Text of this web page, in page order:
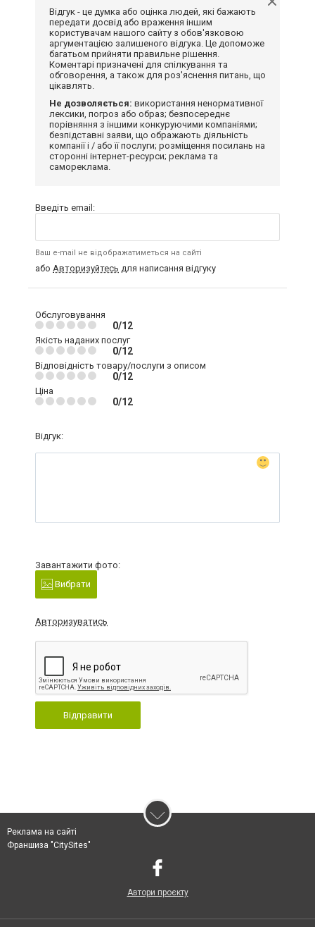
Відгук - це думка або оцінка людей, які бажають
передати досвід або враження іншим
користувачам нашого сайту з обов'язковою
аргументацією залишеного відгука. Це допоможе
багатьом прийняти правильне рішення.
Коментарі призначені для спілкування та
обговорення, а також для роз'яснення питань, що
цікавлять.
Не дозволяється: використання ненормативної
лексики, погроз або образ; безпосереднє
порівняння з іншими конкуруючими компаніями;
безпідставні заяви, що ображають діяльність
компанії і / або її послуги; розміщення посилань на
сторонні інтернет-ресурси; реклама та
самореклама.
Введіть email:
Ваш e-mail не відображатиметься на сайті
або Авторизуйтесь для написання відгуку
Обслуговування
0/12
Якість наданих послуг
0/12
Відповідність товару/послуги з описом
0/12
Ціна
0/12
Відгук:
Завантажити фото:
Вибрати
Авторизуватись
Відправити
Реклама на сайті
Франшиза "CitySites"
Автори проєкту